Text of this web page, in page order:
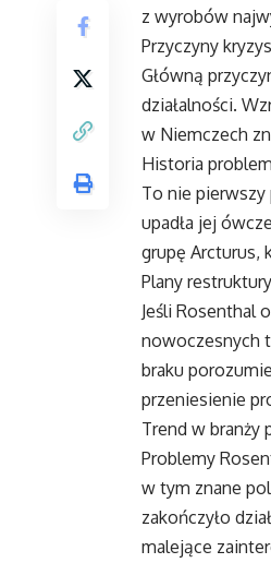
z wyrobów
Przyczyny
Główną
działalności.
w Niemczech
Historia
To nie pierwszy
upadła jej
grupę Arcturus,
Plany
Jeśli Rosenthal
nowoczesnych
braku
przeniesienie
Trend w branży
Problemy
w tym znane
zakończyło
malejące